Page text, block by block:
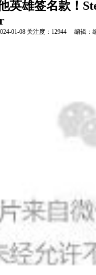
英雄签名款！
01-08 关注度：12944 编辑：